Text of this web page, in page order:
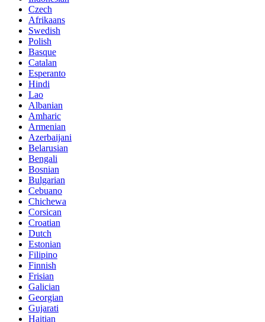
Czech
Afrikaans
Swedish
Polish
Basque
Catalan
Esperanto
Hindi
Lao
Albanian
Amharic
Armenian
Azerbaijani
Belarusian
Bengali
Bosnian
Bulgarian
Cebuano
Chichewa
Corsican
Croatian
Dutch
Estonian
Filipino
Finnish
Frisian
Galician
Georgian
Gujarati
Haitian